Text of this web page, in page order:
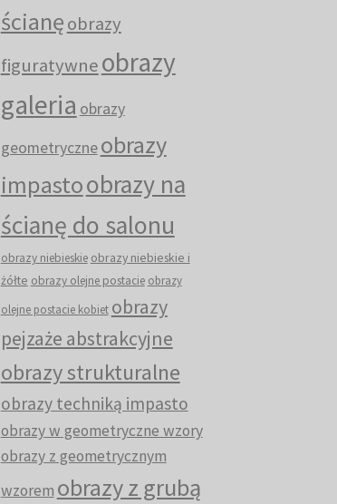
ścianęobrazy
figuratywneobrazy
galeria obrazy
geometryczneobrazy
impastoobrazy na
ścianę do salonu
obrazy niebieskie obrazy niebieskie i
żółte obrazy olejne postacie obrazy
olejne postacie kobiet obrazy
pejzaże abstrakcyjne
obrazy strukturalne
obrazy techniką impasto
obrazy w geometryczne wzory
obrazy z geometrycznym
wzorem obrazy z grubą